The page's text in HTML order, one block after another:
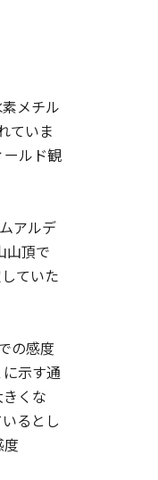
メチル
ていま
ールド観
アルデ
山頂で
ていた
の感度
示す通
くな
るとし